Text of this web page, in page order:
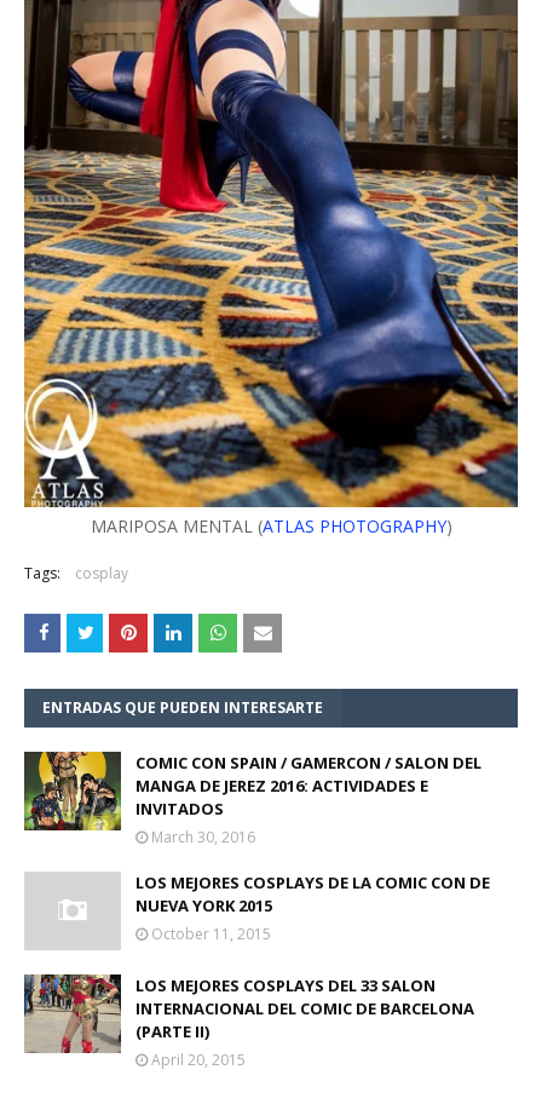
MARIPOSA MENTAL (ATLAS PHOTOGRAPHY)
Tags: cosplay
ENTRADAS QUE PUEDEN INTERESARTE
COMIC CON SPAIN / GAMERCON / SALON DEL
MANGA DE JEREZ 2016: ACTIVIDADES E
INVITADOS
March 30, 2016
LOS MEJORES COSPLAYS DE LA COMIC CON DE
NUEVA YORK 2015
October 11, 2015
LOS MEJORES COSPLAYS DEL 33 SALON
INTERNACIONAL DEL COMIC DE BARCELONA
(PARTE II)
April 20, 2015